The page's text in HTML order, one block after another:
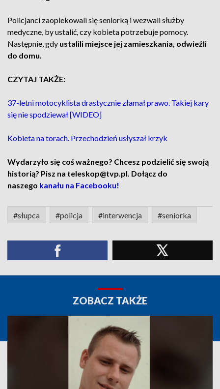
Policjanci zaopiekowali się seniorką i wezwali służby
medyczne, by ustalić, czy kobieta potrzebuje pomocy.
Następnie, gdy ustalili miejsce jej zamieszkania, odwieźli
do domu.
CZYTAJ TAKŻE:
37-letni motocyklista drastycznie złamał prawo. Takiej kary
się nie spodziewał [WIDEO]
Kobieta na torach. Przechodzień usłyszał krzyk
Wydarzyło się coś ważnego? Chcesz podzielić się swoją
historią? Pisz na teleskop@tvp.pl. Dołącz do
naszego kanału na Facebooku!
#słupca #policja #interwencja #seniorka
ZOBACZ TAKŻE